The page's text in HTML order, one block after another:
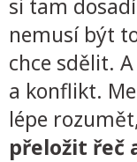
si tam
nemusí být
chce sdělit.
a konflikt.
lépe
přeložit řeč